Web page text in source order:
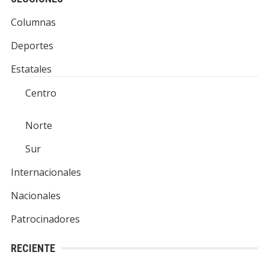
Columnas
Deportes
Estatales
Centro
Norte
Sur
Internacionales
Nacionales
Patrocinadores
RECIENTE